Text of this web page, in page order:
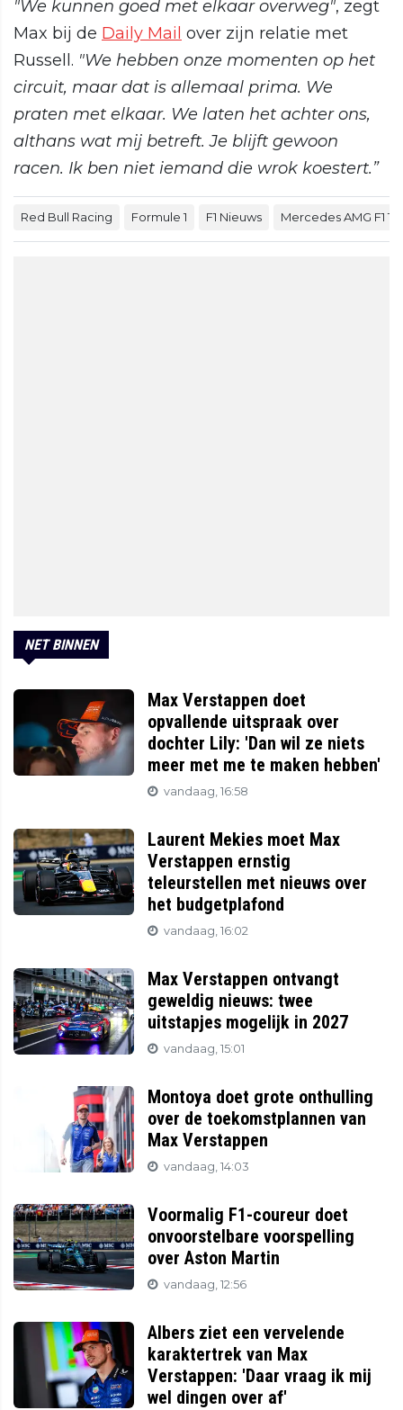
"We kunnen goed met elkaar overweg", zegt
Max bij de Daily Mail over zijn relatie met
Russell. "We hebben onze momenten op het
circuit, maar dat is allemaal prima. We
praten met elkaar. We laten het achter ons,
althans wat mij betreft. Je blijft gewoon
racen. Ik ben niet iemand die wrok koestert.”
Red Bull Racing Formule 1 F1 Nieuws Mercedes AMG F1
NET BINNEN
Max Verstappen doet
opvallende uitspraak over
dochter Lily: 'Dan wil ze niets
meer met me te maken hebben'
vandaag, 16:58
Laurent Mekies moet Max
Verstappen ernstig
teleurstellen met nieuws over
het budgetplafond
vandaag, 16:02
Max Verstappen ontvangt
geweldig nieuws: twee
uitstapjes mogelijk in 2027
vandaag, 15:01
Montoya doet grote onthulling
over de toekomstplannen van
Max Verstappen
vandaag, 14:03
Voormalig F1-coureur doet
onvoorstelbare voorspelling
over Aston Martin
vandaag, 12:56
Albers ziet een vervelende
karaktertrek van Max
Verstappen: 'Daar vraag ik mij
wel dingen over af'